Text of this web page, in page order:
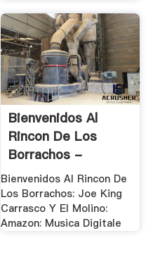
Bienvenidos Al
Rincon De Los
Borrachos -
Amazon
Bienvenidos Al Rincon De
Los Borrachos: Joe King
Carrasco Y El Molino:
Amazon: Musica Digitale